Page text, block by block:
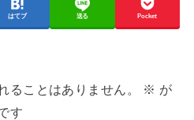
はてブ 送る Pocket
ることはありません。 ※ が
す